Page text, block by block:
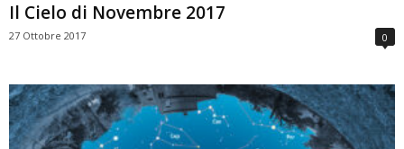
Il Cielo di Novembre 2017
27 Ottobre 2017 0